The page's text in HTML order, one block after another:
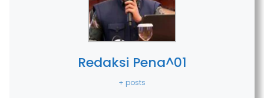
Redaksi Pena^01
+ posts